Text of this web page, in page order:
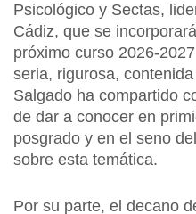
Psicológico y Sectas,
Cádiz, que se
próximo curso 2026-
seria, rigurosa,
Salgado ha compartido
de dar a conocer en
posgrado y en el seno
sobre esta temática.
Por su parte, el decano